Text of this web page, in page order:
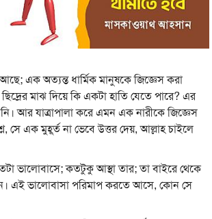
এক অত্যন্ত ধার্মিক মানুষকে জিজ্ঞেস করা
মাঝ দিয়ে কি একটা হাতি যেতে পারে? এর
আর যাত্রাপালা করে এমন এক নারীকে জিজ্ঞেস
সে এক মুহূর্ত না ভেবে উত্তর দেয়, আল্লাহ চাইলে
ভালোবাসে; কতটুকু আস্থা তার; তা বাইরে থেকে
এই ভালোবাসা পরিমাপ করতে আসে, কোন সে